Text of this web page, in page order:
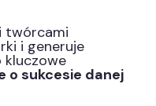
twórcami
i generuje
o sukcesie danej